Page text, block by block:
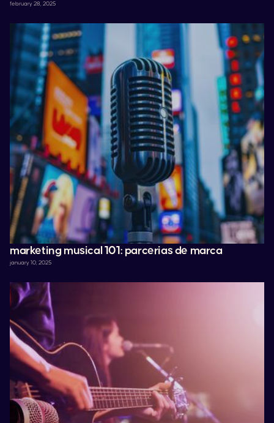
february 28, 2025
marketing musical 101: parcerias de marca
january 10, 2025